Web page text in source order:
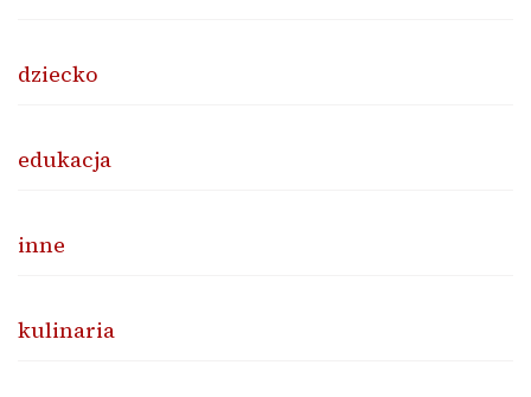
dziecko
edukacja
inne
kulinaria